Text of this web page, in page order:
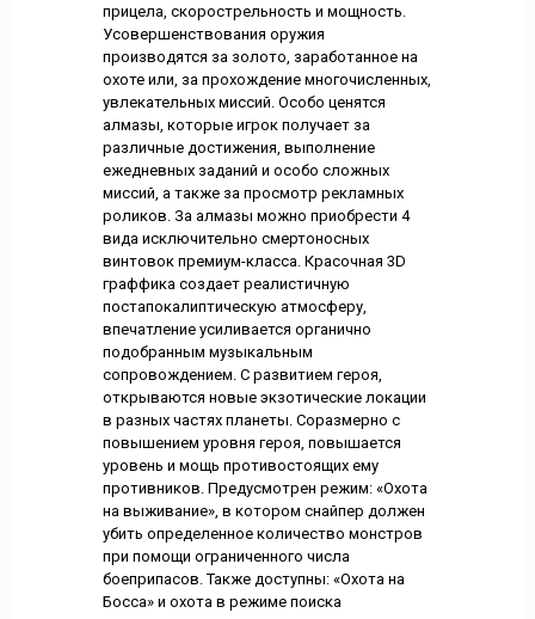
прицела, скорострельность и мощность.
Усовершенствования оружия
производятся за золото, заработанное на
охоте или, за прохождение многочисленных,
увлекательных миссий. Особо ценятся
алмазы, которые игрок получает за
различные достижения, выполнение
ежедневных заданий и особо сложных
миссий, а также за просмотр рекламных
роликов. За алмазы можно приобрести 4
вида исключительно смертоносных
винтовок премиум-класса. Красочная 3D
граффика создает реалистичную
постапокалиптическую атмосферу,
впечатление усиливается органично
подобранным музыкальным
сопровождением. С развитием героя,
открываются новые экзотические локации
в разных частях планеты. Соразмерно с
повышением уровня героя, повышается
уровень и мощь противостоящих ему
противников. Предусмотрен режим: «Охота
на выживание», в котором снайпер должен
убить определенное количество монстров
при помощи ограниченного числа
боеприпасов. Также доступны: «Охота на
Босса» и охота в режиме поиска